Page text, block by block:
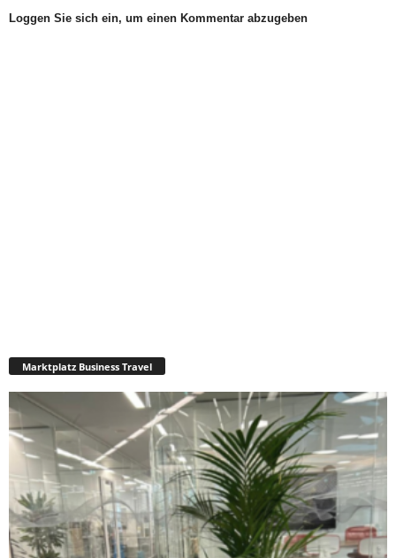
Loggen Sie sich ein, um einen Kommentar abzugeben
Marktplatz Business Travel